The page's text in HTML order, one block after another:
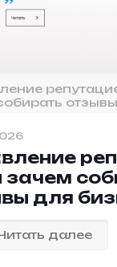
зачем
для
далее